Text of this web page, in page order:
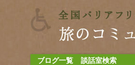
ブログ一覧 談話室検索